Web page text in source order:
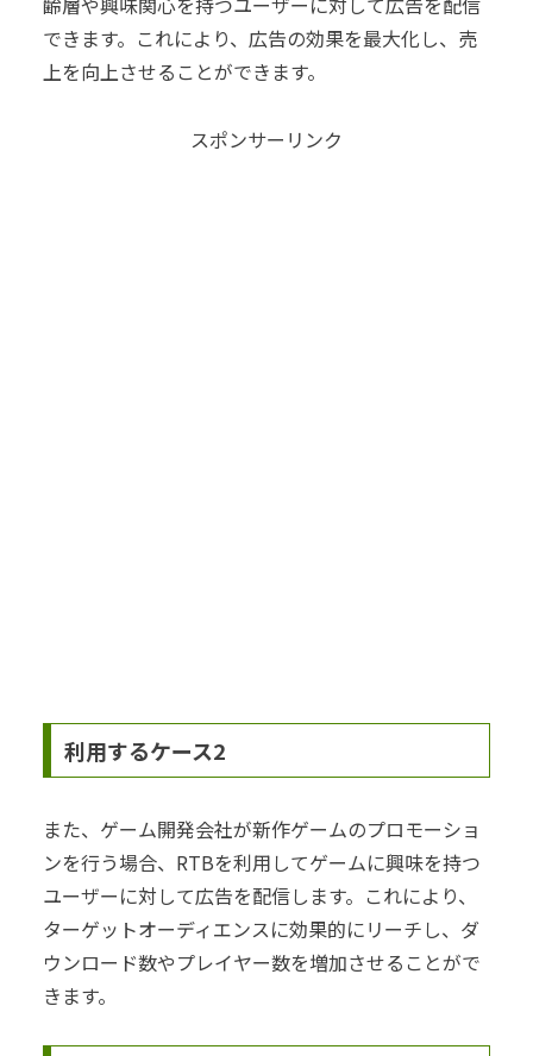
できます。これにより、広告の効果を最大化し、売
上を向上させることができます。
スポンサーリンク
利用するケース2
また、ゲーム開発会社が新作ゲームのプロモーショ
ンを行う場合、RTBを利用してゲームに興味を持つ
ユーザーに対して広告を配信します。これにより、
ターゲットオーディエンスに効果的にリーチし、ダ
ウンロード数やプレイヤー数を増加させることがで
きます。